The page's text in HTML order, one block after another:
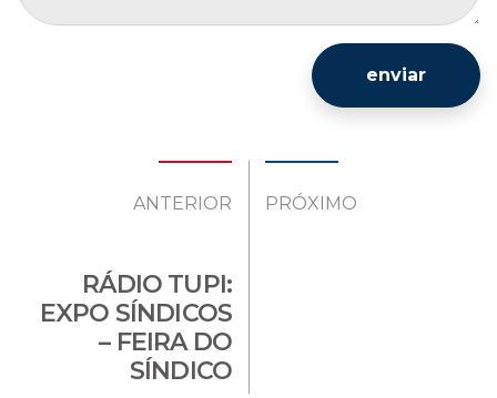
enviar
ANTERIOR
RÁDIO TUPI:
EXPO SÍNDICOS
– FEIRA DO
SÍNDICO
PRÓXIMO